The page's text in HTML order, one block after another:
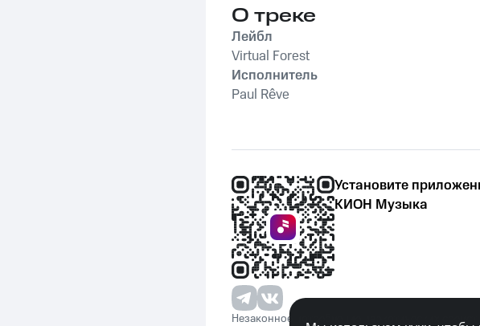
О треке
Лейбл
Virtual Forest
Исполнитель
Paul Rêve
Установите
КИОН Музыка
Незаконное потребление наркотических